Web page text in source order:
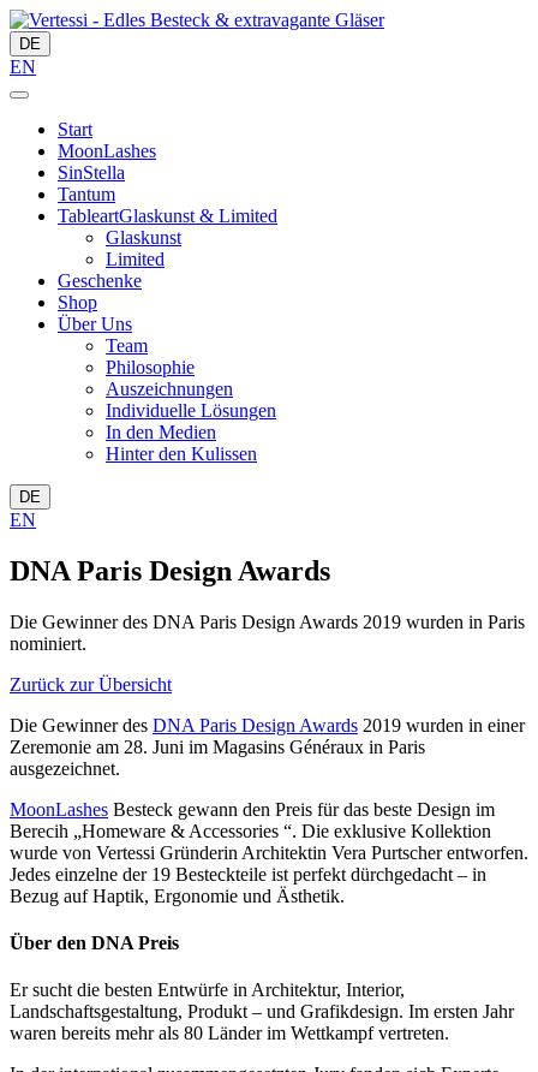
DE
EN
Start
MoonLashes
SinStella
Tantum
TableartGlaskunst & Limited
Glaskunst
Limited
Geschenke
Shop
Über Uns
Team
Philosophie
Auszeichnungen
Individuelle Lösungen
In den Medien
Hinter den Kulissen
DE
EN
DNA Paris Design Awards
Die Gewinner des DNA Paris Design Awards 2019 wurden in Paris
nominiert.
Zurück zur Übersicht
Die Gewinner des DNA Paris Design Awards 2019 wurden in einer
Zeremonie am 28. Juni im Magasins Généraux in Paris
ausgezeichnet.
MoonLashes Besteck gewann den Preis für das beste Design im
Berecih „Homeware & Accessories “. Die exklusive Kollektion
wurde von Vertessi Gründerin Architektin Vera Purtscher entworfen.
Jedes einzelne der 19 Besteckteile ist perfekt dürchgedacht – in
Bezug auf Haptik, Ergonomie und Ästhetik.
Über den DNA Preis
Er sucht die besten Entwürfe in Architektur, Interior,
Landschaftsgestaltung, Produkt – und Grafikdesign. Im ersten Jahr
waren bereits mehr als 80 Länder im Wettkampf vertreten.